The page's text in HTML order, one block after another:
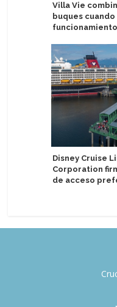
Villa Vie
buques
funcionamiento
Disney Cruise
Corporation
de acceso